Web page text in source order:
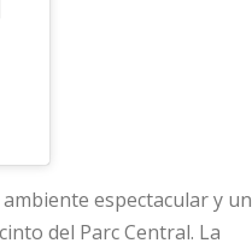
espectacular y un
del Parc Central. La